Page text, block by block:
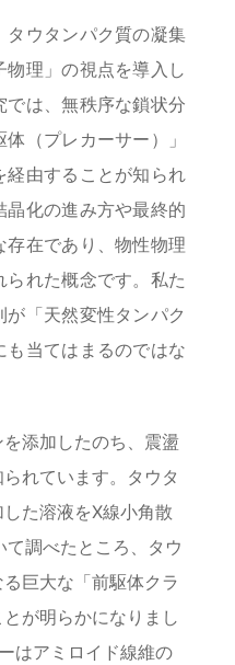
タウタンパク質の凝集
物理」の視点を導入し
では、無秩序な鎖状分
（プレカーサー）」
経由することが知られ
晶化の進み方や最終的
存在であり、物性物理
れた概念です。私た
「天然変性タンパク
も当てはまるのではな
添加したのち、震盪
れています。タウタ
た溶液をX線小角散
調べたところ、タウ
巨大な「前駆体クラ
が明らかになりまし
はアミロイド線維の